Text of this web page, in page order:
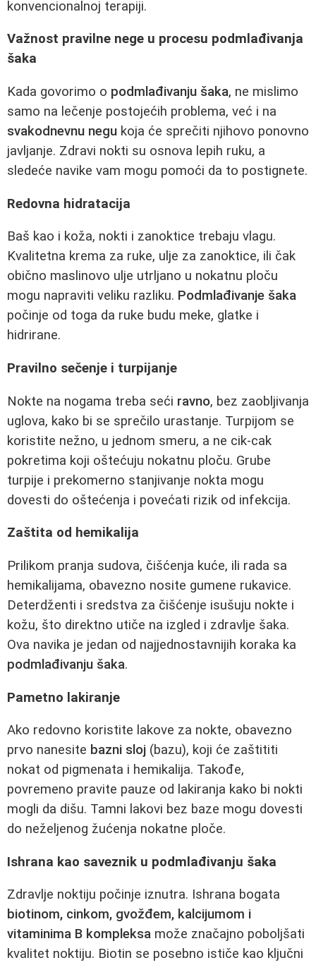
konvencionalnoj terapiji.
Važnost pravilne nege u procesu podmlađivanja
šaka
Kada govorimo o podmlađivanju šaka, ne mislimo
samo na lečenje postojećih problema, već i na
svakodnevnu negu koja će sprečiti njihovo ponovno
javljanje. Zdravi nokti su osnova lepih ruku, a
sledeće navike vam mogu pomoći da to postignete.
Redovna hidratacija
Baš kao i koža, nokti i zanoktice trebaju vlagu.
Kvalitetna krema za ruke, ulje za zanoktice, ili čak
obično maslinovo ulje utrljano u nokatnu ploču
mogu napraviti veliku razliku. Podmlađivanje šaka
počinje od toga da ruke budu meke, glatke i
hidrirane.
Pravilno sečenje i turpijanje
Nokte na nogama treba seći ravno, bez zaobljivanja
uglova, kako bi se sprečilo urastanje. Turpijom se
koristite nežno, u jednom smeru, a ne cik-cak
pokretima koji oštećuju nokatnu ploču. Grube
turpije i prekomerno stanjivanje nokta mogu
dovesti do oštećenja i povećati rizik od infekcija.
Zaštita od hemikalija
Prilikom pranja sudova, čišćenja kuće, ili rada sa
hemikalijama, obavezno nosite gumene rukavice.
Deterdženti i sredstva za čišćenje isušuju nokte i
kožu, što direktno utiče na izgled i zdravlje šaka.
Ova navika je jedan od najjednostavnijih koraka ka
podmlađivanju šaka.
Pametno lakiranje
Ako redovno koristite lakove za nokte, obavezno
prvo nanesite bazni sloj (bazu), koji će zaštititi
nokat od pigmenata i hemikalija. Takođe,
povremeno pravite pauze od lakiranja kako bi nokti
mogli da dišu. Tamni lakovi bez baze mogu dovesti
do neželjenog žućenja nokatne ploče.
Ishrana kao saveznik u podmlađivanju šaka
Zdravlje noktiju počinje iznutra. Ishrana bogata
biotinom, cinkom, gvožđem, kalcijumom i
vitaminima B kompleksa može značajno poboljšati
kvalitet noktiju. Biotin se posebno ističe kao ključni